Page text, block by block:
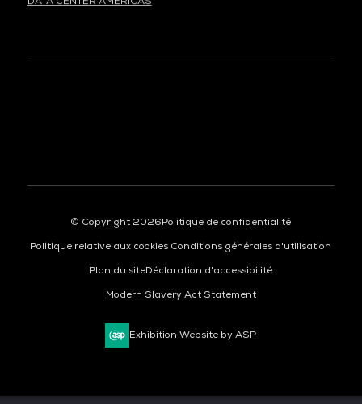
© Copyright 2026Politique de confidentialité
Politique relative aux cookies Conditions générales d'utilisation
Plan du siteDéclaration d'accessibilité
Modern Slavery Act Statement
Exhibition Website by ASP